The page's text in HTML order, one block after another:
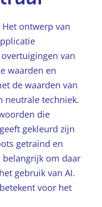
ontwerp van
van
waarden en
de waarden van
neutrale techniek.
die
gekleurd zijn
getraind en
om daar
gebruik van AI.
voor het